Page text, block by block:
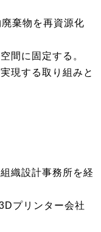
棄物を再資源化
間に固定する。
現する取り組みと
織設計事務所を経
プリンター会社